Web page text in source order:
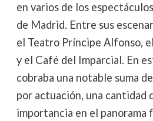
en varios de los
de Madrid. Entre sus
el Teatro Príncipe Alfonso,
y el Café del Imparcial. En
cobraba una notable suma
por actuación, una cantidad
importancia en el panorama